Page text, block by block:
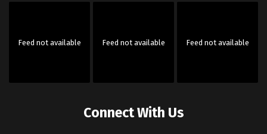
Feed not available Feed not available Feed not available
Connect With Us